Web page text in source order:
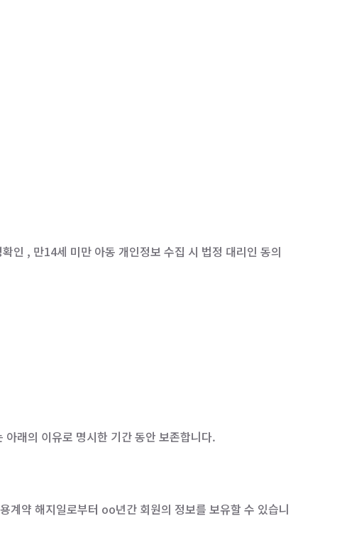
인 , 만14세 미만 아동 개인정보 수집 시 법정 대리인 동의
래의 이유로 명시한 기간 동안 보존합니다.
계약 해지일로부터 oo년간 회원의 정보를 보유할 수 있습니